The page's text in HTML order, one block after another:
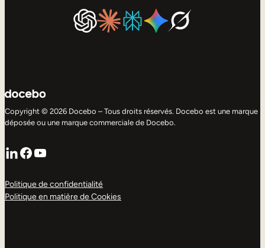
Copyright © 2026 Docebo – Tous droits réservés. Docebo est une marque
déposée ou une marque commerciale de Docebo.
LinkedIn
Facebook
YouTube
Politique de confidentialité
Politique en matière de Cookies